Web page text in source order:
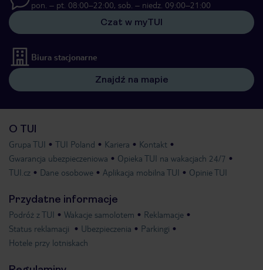
pon. – pt. 08:00–22:00, sob. – niedz. 09:00–21:00
Czat w myTUI
Biura stacjonarne
Znajdź na mapie
O TUI
Grupa TUI TUI Poland Kariera
Kontakt
Gwarancja ubezpieczeniowa
Opieka TUI na wakacjach 24/7
TUI.cz
Dane osobowe Aplikacja mobilna TUI Opinie TUI
Przydatne informacje
Podróż z TUI Wakacje samolotem
Reklamacje
Status reklamacji
Ubezpieczenia
Parkingi
Hotele przy lotniskach